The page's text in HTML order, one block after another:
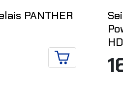
PANTHER
IN DEN